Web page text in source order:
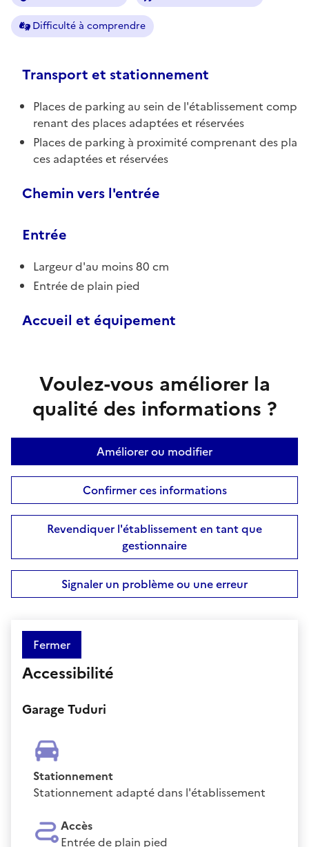
Difficulté à comprendre
Transport et stationnement
Places de parking au sein de l'établissement comp
renant des places adaptées et réservées
Places de parking à proximité comprenant des pla
ces adaptées et réservées
Chemin vers l'entrée
Entrée
Largeur d'au moins 80 cm
Entrée de plain pied
Accueil et équipement
Voulez-vous améliorer la
qualité des informations ?
Améliorer ou modifier
Confirmer ces informations
Revendiquer l'établissement en tant que
gestionnaire
Signaler un problème ou une erreur
Fermer
Accessibilité
Garage Tuduri
Stationnement
Stationnement adapté dans l'établissement
Accès
Entrée de plain pied